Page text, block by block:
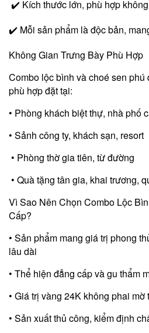
✔️ Kích thước lớn, phù hợp
✔️ Mỗi sản phẩm là độc bản,
Không Gian Trưng Bày Phù Hợp
Combo lộc bình và choé sen
phù hợp đặt tại:
• Phòng khách biệt thự, nhà phố
• Sảnh công ty, khách sạn, resort
• Phòng thờ gia tiên, từ đường
• Quà tặng tân gia, khai trương,
Vì Sao Nên Chọn Combo Lộc
Cấp?
• Sản phẩm mang giá trị phong
lâu dài
• Thể hiện đẳng cấp và gu thẩm
• Giá trị vàng 24K không phai mờ
• Sản xuất thủ công, kiểm định